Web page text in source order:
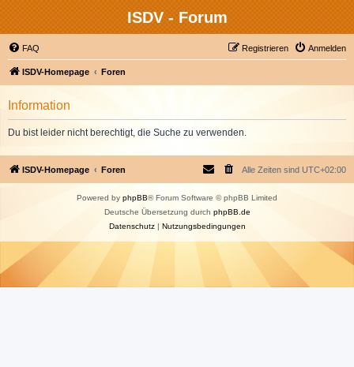
ISDV - Forum
FAQ Anmelden
Registrieren
ISDV-Homepage Foren
Information
Du bist leider nicht berechtigt, die Suche zu verwenden.
ISDV-Homepage Foren Alle Zeiten sind UTC+02:00
Powered by phpBB® Forum Software © phpBB Limited
Deutsche Übersetzung durch phpBB.de
Datenschutz| Nutzungsbedingungen